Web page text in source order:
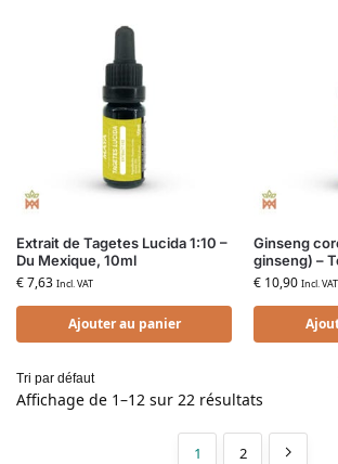
Extrait de Tagetes Lucida 1:10 –
Du Mexique, 10ml
€7,63 Incl. VAT
Ajouter au panier
Ginseng
ginseng) –
€ 10,90 Incl. VAT
Affichage de 1–12 sur 22 résultats
1 2